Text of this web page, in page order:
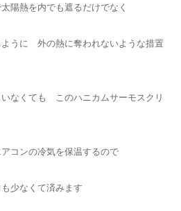
陽熱を内でも遮るだけでなく
うに 外の熱に奪われないような措置
なくても このハニカムサーモスクリ
コンの冷気を保温するので
少なくて済みます